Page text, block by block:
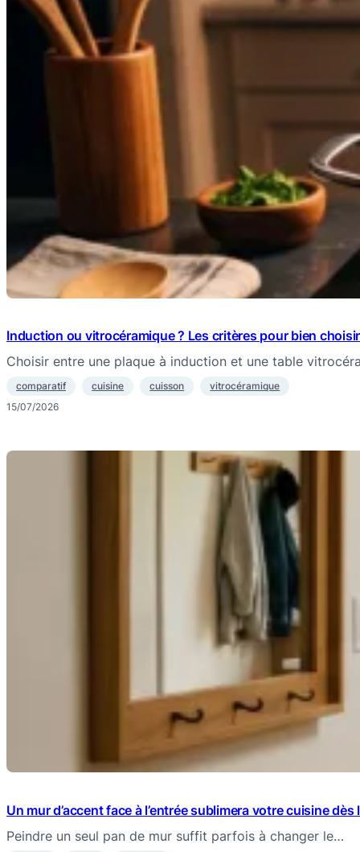
Induction ou vitrocéramique ? Les critères pour bien choisir
Choisir entre une plaque à induction et une table
comparatif cuisine cuisson
vitrocéramique
15/07/2026
Un mur d’accent face à l’entrée sublimera votre cuisine dès
Peindre un seul pan de mur suffit parfois à changer le…